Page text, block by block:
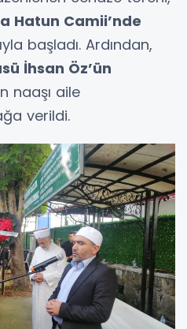
Hatun Camii’nde
başladı. Ardından,
İhsan Öz’ün
naaşı aile
verildi.